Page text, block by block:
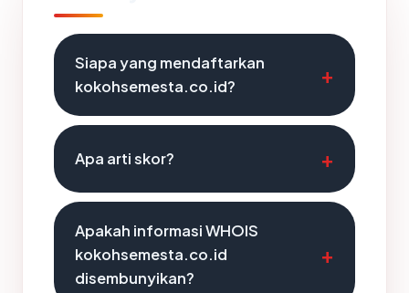
Siapa yang mendaftarkan
kokohsemesta.co.id?
Apa arti skor?
Apakah informasi WHOIS
kokohsemesta.co.id
disembunyikan?